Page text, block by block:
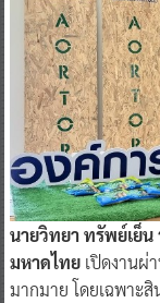
นายวิทยา ทรัพย์เย็น
มหาดไทยเปิดงานผ่
มากมาย โดยเฉพาะ